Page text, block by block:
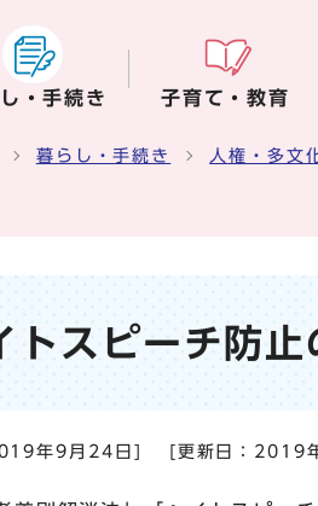
・手続き 子育て・教育
暮らし・手続き 人権・多文
トスピーチ防
年9月24日 [更新日： 2019